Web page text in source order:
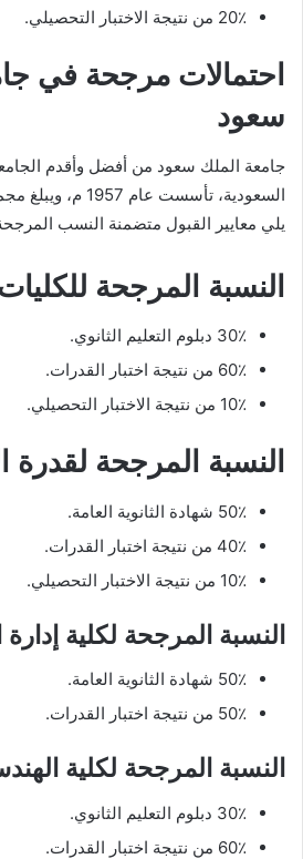
20٪ من نتيجة الاختبار التحصيلي.
احتمالات مرجحة في
سعود
جامعة الملك سعود من أفضل وأقدم
يلي معايير القبول متضمنة النسب
النسبة المرجحة
30٪ دبلوم التعليم الثانوي.
60٪ من نتيجة اختبار القدرات.
10٪ من نتيجة الاختبار التحصيلي.
النسبة المرجحة لقدرة
50٪ شهادة الثانوية العامة.
40٪ من نتيجة اختبار القدرات.
10٪ من نتيجة الاختبار التحصيلي.
النسبة المرجحة لكلية إدارة
50٪ شهادة الثانوية العامة.
50٪ من نتيجة اختبار القدرات.
النسبة المرجحة لكلية
30٪ دبلوم التعليم الثانوي.
60٪ من نتيجة اختبار القدرات.